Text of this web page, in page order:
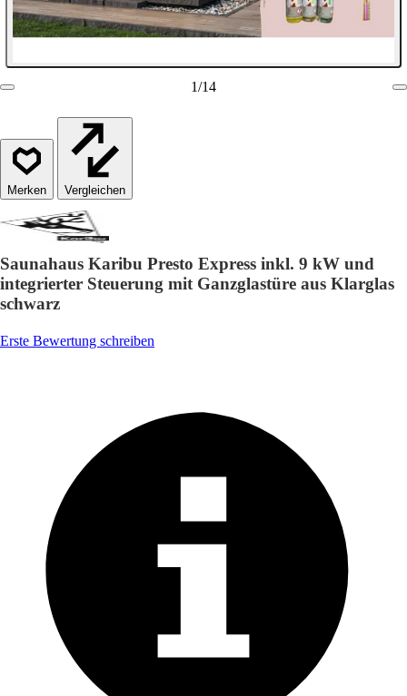
1/14
Vergleichen
Saunahaus Karibu Presto Express inkl. 9 kW und
integrierter Steuerung mit Ganzglastüre aus Klarglas
schwarz
Erste Bewertung schreiben